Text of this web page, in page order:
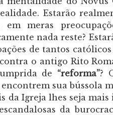
Estarão
em meras
nada reste?
de tantos
o antigo Rito
de “reforma”?
sua bússola
da Igreja lhes seja
da